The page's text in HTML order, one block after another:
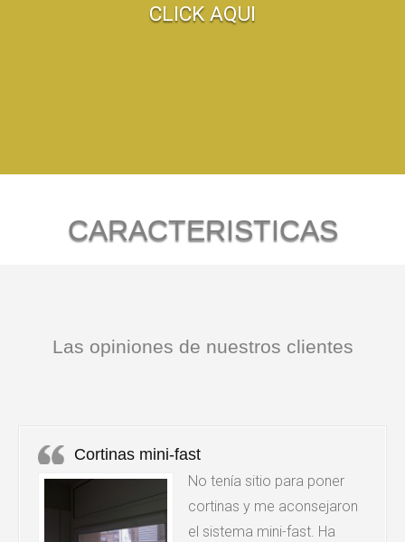
CLICK AQUI
CARACTERISTICAS
Son tejidos con unas varillas intermedias que se recogen
Estéticamente modernas y elegantes que se adaptan a
cualquier tipo de decoración.
Las opiniones de nuestros clientes
Cortinas mini-fast
No tenía sitio para poner
cortinas y me aconsejaron
el sistema mini-fast. Ha